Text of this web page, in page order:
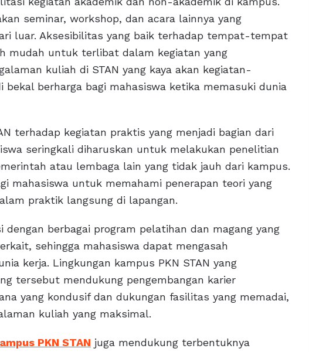
seminar, workshop, dan acara lainnya yang
luar. Aksesibilitas yang baik terhadap tempat-tempat
mudah untuk terlibat dalam kegiatan yang
kuliah di STAN yang kaya akan kegiatan-
berharga bagi mahasiswa ketika memasuki dunia
terhadap kegiatan praktis yang menjadi bagian dari
seringkali diharuskan untuk melakukan penelitian
atau lembaga lain yang tidak jauh dari kampus.
mahasiswa untuk memahami penerapan teori yang
praktik langsung di lapangan.
dengan berbagai program pelatihan dan magang yang
sehingga mahasiswa dapat mengasah
kerja. Lingkungan kampus PKN STAN yang
tersebut mendukung pengembangan karier
yang kondusif dan dukungan fasilitas yang memadai,
kuliah yang maksimal.
PKN STAN juga mendukung terbentuknya